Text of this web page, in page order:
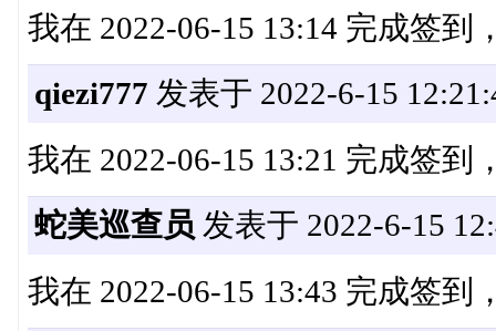
我在 2022-06-15 13:14 完成签到
qiezi777 发表于 2022-6-15
我在 2022-06-15 13:21 完成签到
蛇美巡查员 发表于 2022-6-15
我在 2022-06-15 13:43 完成签到